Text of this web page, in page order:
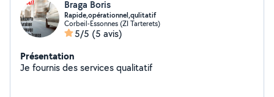
Braga Boris
Rapide,opérationnel,qulitatif
Corbeil-Essonnes (ZI Tarterets)
5/5 (5 avis)
Présentation
Je fournis des services qualitatif